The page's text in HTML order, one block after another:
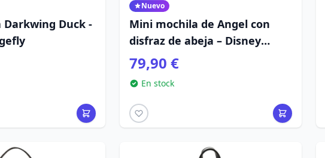
Duck -
Nuevo
Mini mochila de Angel con
disfraz de abeja – Disney
Loungefly Lilo & Stitch
79,90 €
En stock